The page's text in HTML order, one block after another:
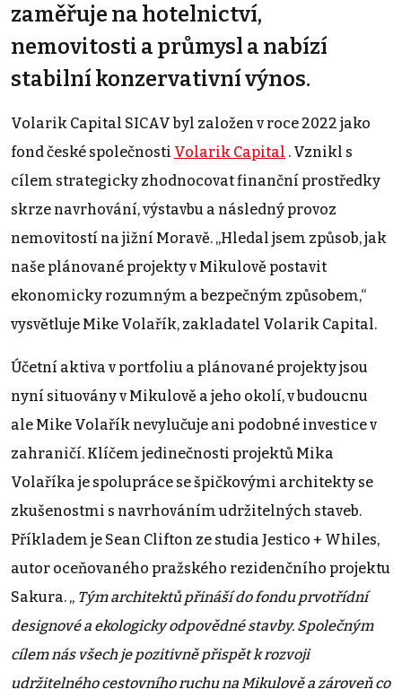
zaměřuje na hotelnictví,
nemovitosti a průmysl a nabízí
stabilní konzervativní výnos.
Volarik Capital SICAV byl založen v roce 2022 jako
fond české společnosti Volarik Capital . Vznikl s
cílem strategicky zhodnocovat finanční prostředky
skrze navrhování, výstavbu a následný provoz
nemovitostí na jižní Moravě. „Hledal jsem způsob, jak
naše plánované projekty v Mikulově postavit
ekonomicky rozumným a bezpečným způsobem,“
vysvětluje Mike Volařík, zakladatel Volarik Capital.
Účetní aktiva v portfoliu a plánované projekty jsou
nyní situovány v Mikulově a jeho okolí, v budoucnu
ale Mike Volařík nevylučuje ani podobné investice v
zahraničí. Klíčem jedinečnosti projektů Mika
Volaříka je spolupráce se špičkovými architekty se
zkušenostmi s navrhováním udržitelných staveb.
Příkladem je Sean Clifton ze studia Jestico + Whiles,
autor oceňovaného pražského rezidenčního projektu
Sakura. „ Tým architektů přináší do fondu prvotřídní
designové a ekologicky odpovědné stavby. Společným
cílem nás všech je pozitivně přispět k rozvoji
udržitelného cestovního ruchu na Mikulově a zároveň co